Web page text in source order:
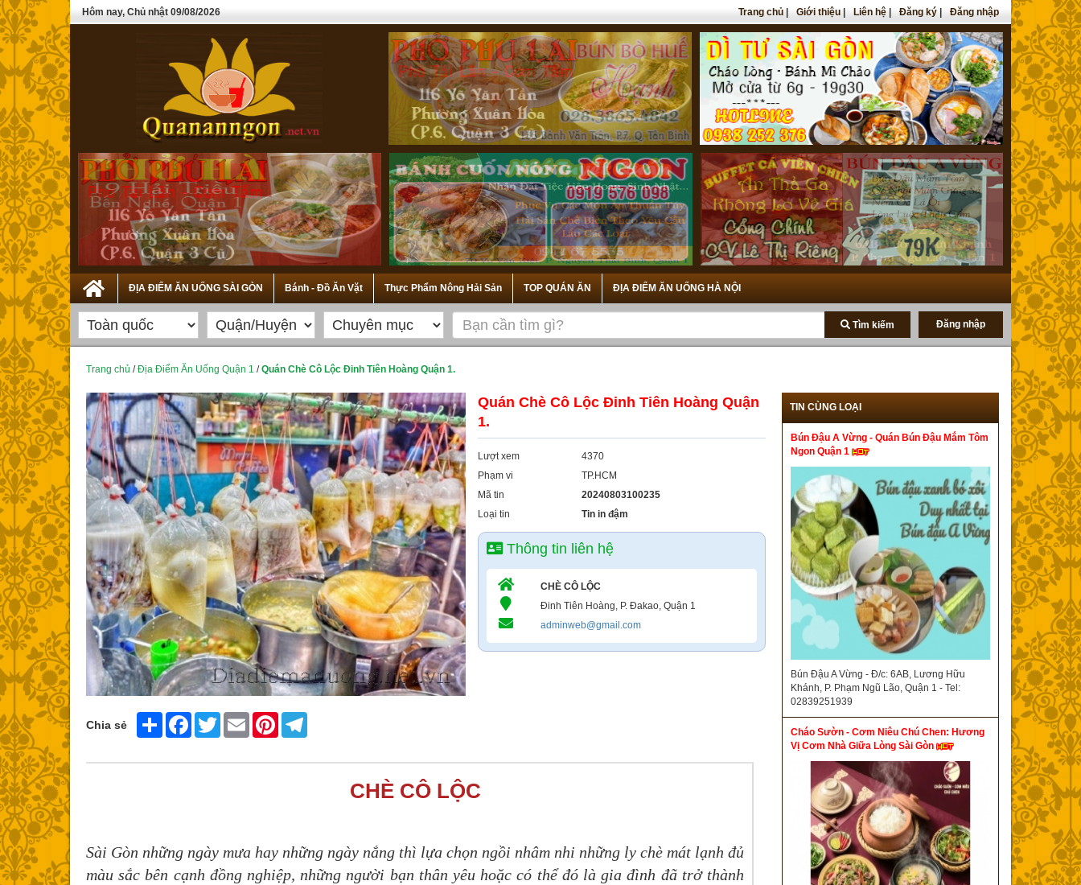
Hôm nay, Chủ nhật 09/08/2026 Trang chủ Giới thiệu Liên hệ Đăng ký Đăng nhập
ĐỊA ĐIỂM ĂN UỐNG SÀI GÒN Bánh - Đồ Ăn Vặt Thực Phẩm Nông Hải Sản TOP QUÁN ĂN ĐỊA ĐIỂM ĂN UỐNG HÀ NỘI
Tìm kiếm Đăng nhập
Trang chủ /Địa Điểm Ăn Uống Quận 1 /Quán Chè Cô Lộc Đinh Tiên Hoàng Quận 1.
Chia sẻ Share FacebookTwitter Email Pinterest
Quán Chè Cô Lộc Đinh Tiên Hoàng Quận
1.
Lượt xem
4370
Phạm vi
TP.HCM
Mã tin
20240803100235
Loại tin
Tin in đậm
Thông tin liên hệ
CHÈ CÔ LỘC
Đinh Tiên Hoàng, P. Đakao, Quận 1
adminweb@gmail.com
CHÈ CÔ LỘC
Sài Gòn những ngày mưa hay những ngày nắng thì lựa chọn ngồi nhâm nhi những ly chè mát lạnh đủ
màu sắc bên cạnh đồng nghiệp, những người bạn thân yêu hoặc có thể đó là gia đình đã trở thành
TIN CÙNG LOẠI
Bún Đậu A Vừng - Quán Bún Đậu Mắm Tôm
Ngon Quận 1
Bún Đậu A Vừng - Đ/c: 6AB, Lương Hữu
Khánh, P. Phạm Ngũ Lão, Quận 1 - Tel:
02839251939
Cháo Sườn - Cơm Niêu Chú Chen: Hương
Vị Cơm Nhà Giữa Lòng Sài Gòn